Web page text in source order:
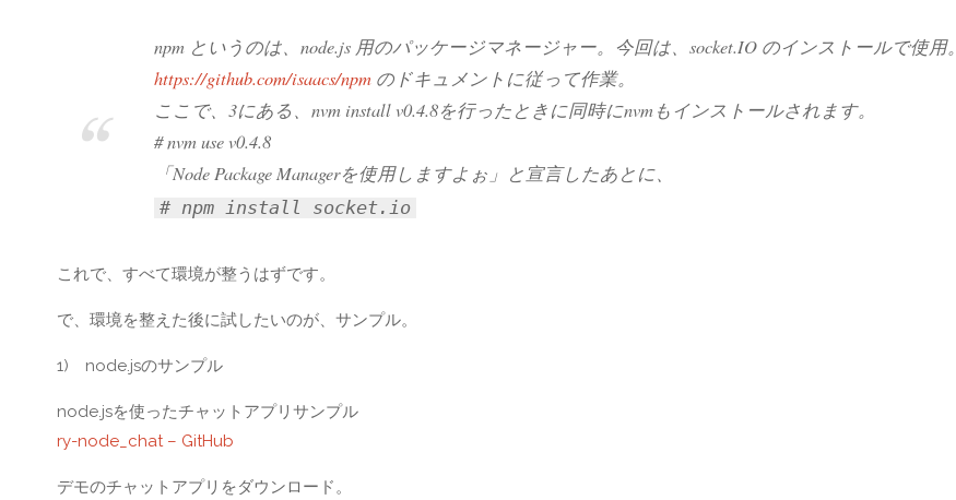
npm というのは、node.js 用のパッケージマネージャー。今回は、socket.IO のインストールで使用。
https://github.com/isaacs/npm のドキュメントに従って作業。
ここで、3にある、nvm install v0.4.8を行ったときに同時にnvmもインストールされます。
# nvm use v0.4.8
「Node Package Managerを使用しますよぉ」と宣言したあとに、
# npm install socket.io
これで、すべて環境が整うはずです。
で、環境を整えた後に試したいのが、サンプル。
1) node.jsのサンプル
node.jsを使ったチャットアプリサンプル
ry-node_chat – GitHub
デモのチャットアプリをダウンロード。